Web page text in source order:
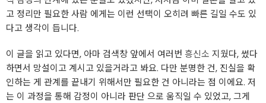
고 정리만 필요한 사람 에게는 이런 선택이 오히려 빠른 길일 수도 있
다고 생각이 듭니다.
이 글을 읽고 있다면, 아마 검색창 앞에서 여러번 흥신소 지웠다, 썼다
하면서 망설이고 계시고 있을거라고 봐요. 다만 분명한 건, 진실을 확
인하는 게 관계를 끝내기 위해서만 필요한 건 아니라는 점 이에요. 저
는 이 과정을 통해 감정이 아니라 판단 으로 움직일 수 있었고, 그게